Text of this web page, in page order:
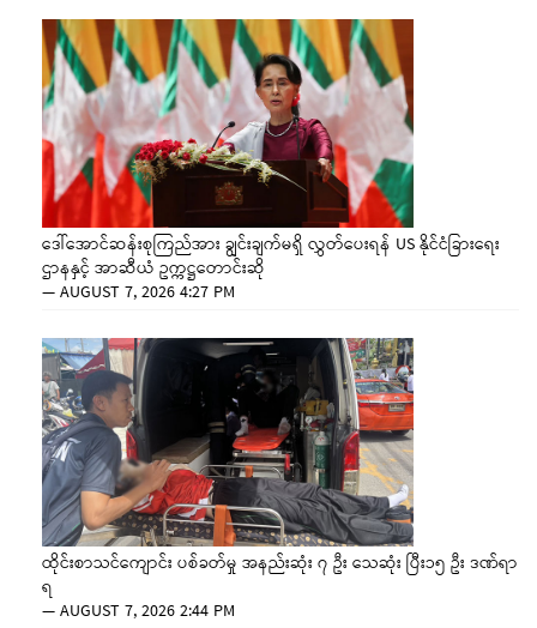
ဒေါ်အောင်ဆန်းစုကြည်အား ချွင်းချက်မရှိ လွှတ်ပေးရန် US နိုင်ငံခြားရေး
ဌာနနှင့် အာဆီယံ ဥက္ကဋ္ဌတောင်းဆို
—AUGUST 7, 2026 4:27 PM
ထိုင်းစာသင်ကျောင်း ပစ်ခတ်မှု အနည်းဆုံး ၇ ဦး သေဆုံး ပြီး၁၅ ဦး ဒဏ်ရာ
ရ
—AUGUST 7, 2026 2:44 PM